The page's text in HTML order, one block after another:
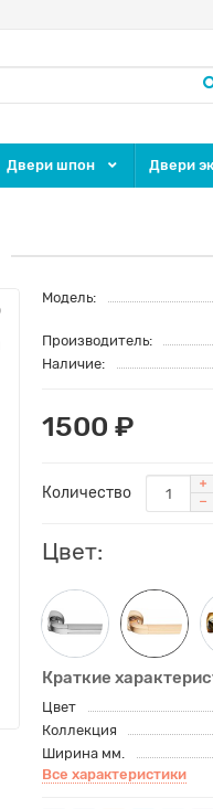
Двери шпон Двери
Модель:
Производитель:
Наличие:
1500 ₽
Количество
Цвет:
Краткие
Цвет
Коллекция
Ширина мм.
Все характеристики